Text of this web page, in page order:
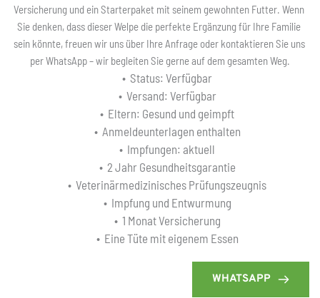
Versicherung und ein Starterpaket mit seinem gewohnten Futter. Wenn
Sie denken, dass dieser Welpe die perfekte Ergänzung für Ihre Familie
sein könnte, freuen wir uns über Ihre Anfrage oder kontaktieren Sie uns
per WhatsApp – wir begleiten Sie gerne auf dem gesamten Weg.
Status: Verfügbar
Versand: Verfügbar
Eltern: Gesund und geimpft
Anmeldeunterlagen enthalten
Impfungen: aktuell
2 Jahr Gesundheitsgarantie
Veterinärmedizinisches Prüfungszeugnis
Impfung und Entwurmung
1 Monat Versicherung
Eine Tüte mit eigenem Essen
WHATSAPP